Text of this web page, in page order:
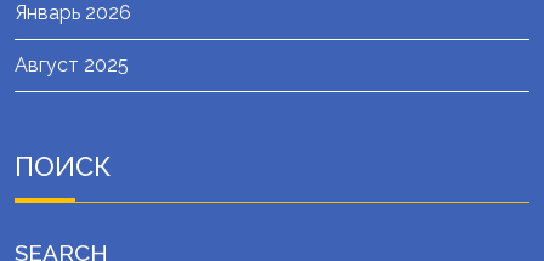
Январь 2026
Август 2025
ПОИСК
SEARCH